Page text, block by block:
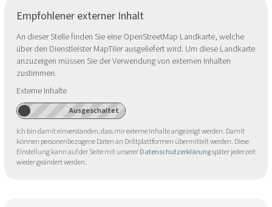
Empfohlener externer Inhalt
An dieser Stelle finden Sie eine OpenStreetMap Landkarte, welche
über den Dienstleister MapTiler ausgeliefert wird. Um diese Landkarte
anzuzeigen müssen Sie der Verwendung von externen Inhalten
zustimmen.
Externe Inhalte
Ich bin damit einverstanden, dass mir externe Inhalte angezeigt werden. Damit
können personenbezogene Daten an Drittplattformen übermittelt werden. Diese
Einstellung kann auf der Seite mit unsererDatenschutzerklärungspäter jederzeit
wieder geändert werden.